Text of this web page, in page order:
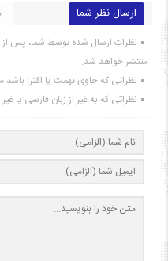
ارسال نظر شما
نظرات ارسال شده توسط شما، پس
منتشر خواهد شد.
نظراتی که حاوی تهمت یا افترا
نظراتی که به غیر از زبان فارسی یا